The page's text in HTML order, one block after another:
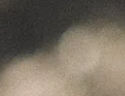
- Sabrosa